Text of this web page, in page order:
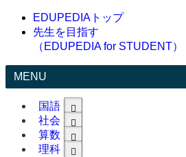
EDUPEDIAトップ
先生を目指す
（EDUPEDIA for STUDENT）
MENU
国語
社会
算数
理科